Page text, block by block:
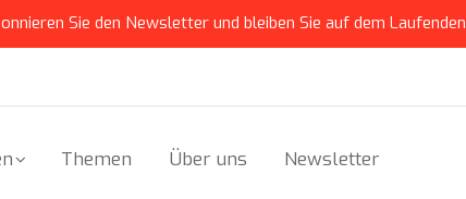
Sie den Newsletter und bleiben Sie auf dem Laufenden
Themen Über uns Newsletter